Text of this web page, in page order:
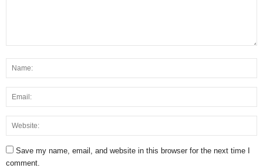
Save my name, email, and website in this browser for the next time I
comment.